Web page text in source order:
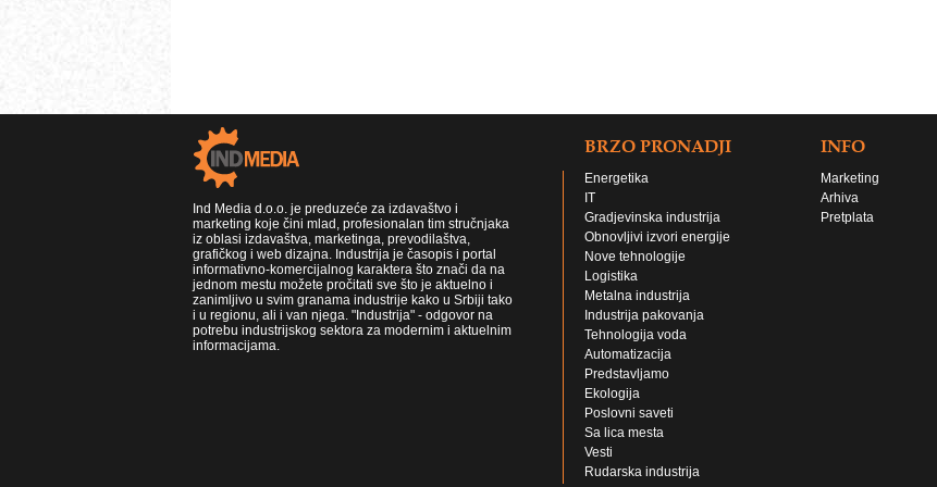
Ind Media d.o.o. je preduzeće za izdavaštvo i
marketing koje čini mlad, profesionalan tim stručnjaka
iz oblasi izdavaštva, marketinga, prevodilaštva,
grafičkog i web dizajna. Industrija je časopis i portal
informativno-komercijalnog karaktera što znači da na
jednom mestu možete pročitati sve što je aktuelno i
zanimljivo u svim granama industrije kako u Srbiji tako
i u regionu, ali i van njega. "Industrija" - odgovor na
potrebu industrijskog sektora za modernim i aktuelnim
informacijama.
BRZO PRONADJI
Energetika
IT
Gradjevinska industrija
Obnovljivi izvori energije
Nove tehnologije
Logistika
Metalna industrija
Industrija pakovanja
Tehnologija voda
Automatizacija
Predstavljamo
Ekologija
Poslovni saveti
Sa lica mesta
Vesti
Rudarska industrija
INFO
Marketing
Arhiva
Pretplata